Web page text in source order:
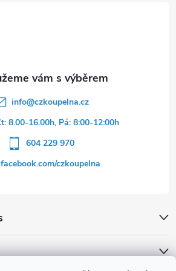
info@czkoupelna.cz
8.00-16.00h, Pá: 8:00-12:00h
604 229 970
facebook.com/czkoupelna